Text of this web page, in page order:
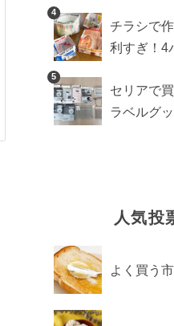
ゥ・セリ
4
チラシで
利すぎ！4
5
セリアで
ラベルグ
人気投
よく買う